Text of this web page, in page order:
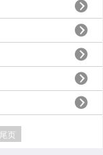
尾页